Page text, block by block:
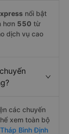
nổi bật
hơn 550 từ
dịch vụ cao
các chuyến
xem toàn bộ
Bình Định